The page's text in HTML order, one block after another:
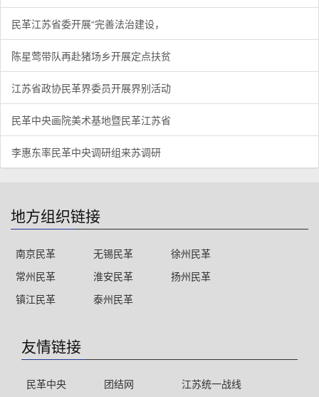
民革江苏省委开展“完善法治建设，
陈星莺带队再赴猪场乡开展定点扶贫
江苏省政协民革界委员开展界别活动
民革中央画院美术基地暨民革江苏省
李惠东率民革中央调研组来苏调研
地方组织链接
南京民革 无锡民革
徐州民革
常州民革
淮安民革
扬州民革
镇江民革
泰州民革
友情链接
民革中央 团结网 江苏统一战线